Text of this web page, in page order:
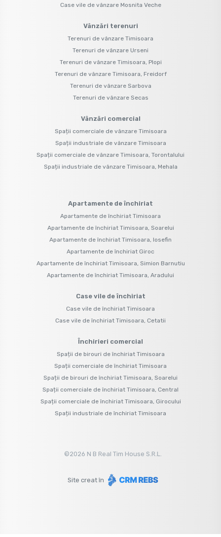
Case vile de vânzare Mosnita Veche
Vânzări terenuri
Terenuri de vânzare Timisoara
Terenuri de vânzare Urseni
Terenuri de vânzare Timisoara, Plopi
Terenuri de vânzare Timisoara, Freidorf
Terenuri de vânzare Sarbova
Terenuri de vânzare Secas
Vânzări comercial
Spații comerciale de vânzare Timisoara
Spații industriale de vânzare Timisoara
Spații comerciale de vânzare Timisoara, Torontalului
Spații industriale de vânzare Timisoara, Mehala
Apartamente de închiriat
Apartamente de închiriat Timisoara
Apartamente de închiriat Timisoara, Soarelui
Apartamente de închiriat Timisoara, Iosefin
Apartamente de închiriat Giroc
Apartamente de închiriat Timisoara, Simion Barnutiu
Apartamente de închiriat Timisoara, Aradului
Case vile de închiriat
Case vile de închiriat Timisoara
Case vile de închiriat Timisoara, Cetatii
Închirieri comercial
Spații de birouri de închiriat Timisoara
Spații comerciale de închiriat Timisoara
Spații de birouri de închiriat Timisoara, Soarelui
Spații comerciale de închiriat Timisoara, Central
Spații comerciale de închiriat Timisoara, Girocului
Spații industriale de închiriat Timisoara
©2026 N B Real Tim House S.R.L.
Site creat în